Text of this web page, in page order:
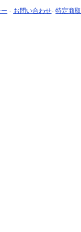
- お問い合わせ- 特定商